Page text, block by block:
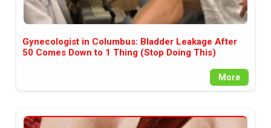
Gynecologist in Columbus: Bladder Leakage After
50 Comes Down to 1 Thing (Stop Doing This)
More